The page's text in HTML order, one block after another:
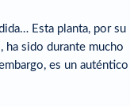
Esta planta, por su
ha sido durante mucho
es un auténtico